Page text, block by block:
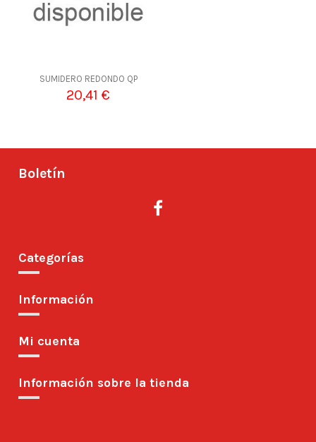
SUMIDERO REDONDO QP
20,41 €
Boletín
Categorías
Información
Mi cuenta
Información sobre la tienda